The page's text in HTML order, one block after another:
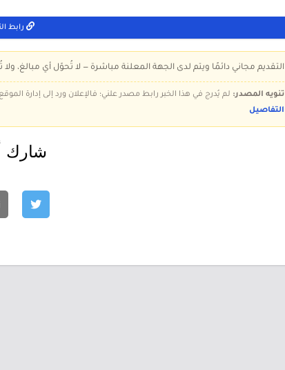
رابط
التقديم مجاني دائمًا ويتم لدى الجهة المعلنة مباشرة — لا تُحوّل أي مبالغ،
تنويه المصدر: لم يُدرج في هذا الخبر رابط مصدر علني؛ فالإعلان ورد إلى إدارة
التفاصيل
شارك